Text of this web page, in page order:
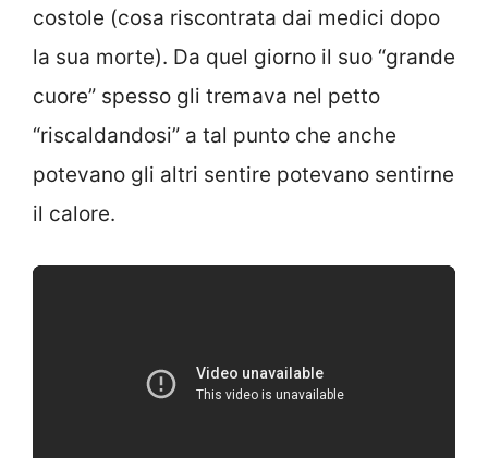
costole (cosa riscontrata dai medici dopo
la sua morte). Da quel giorno il suo “grande
cuore” spesso gli tremava nel petto
“riscaldandosi” a tal punto che anche
potevano gli altri sentire potevano sentirne
il calore.